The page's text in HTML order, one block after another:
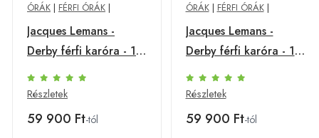
ÓRÁK | FÉRFI ÓRÁK |
Jacques Lemans -
Derby férfi karóra - 1-
2197B
Részletek
59 900 Ft-tól
ÓRÁK| FÉRFI ÓRÁK|
Jacques Lemans -
Derby férfi karóra - 1-
2197C
Részletek
59 900 Ft-tól